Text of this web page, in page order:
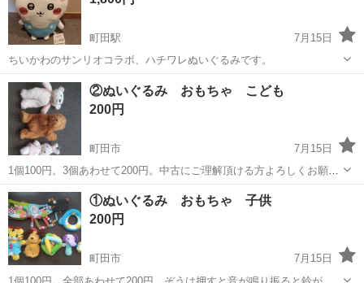
町田駅
7月15日
ちいかわのサンリオコラボ、ハチワレぬいぐるみです。
東京 町田市 町田駅 おもちゃ
②ぬいぐるみ おもちゃ こども
200円
町田市
7月15日
1個100円。3個あわせて200円。中古にご理解頂ける方よろしくお願い
致します。ぬいぐるみ①②まとめて購入で300円。
東京 町田市 おもちゃ
①ぬいぐるみ おもちゃ 子供
200円
町田市
7月15日